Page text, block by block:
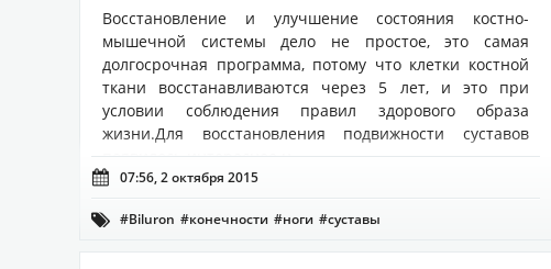
Восстановление и улучшение состояния костно-
мышечной системы дело не простое, это самая
долгосрочная программа, потому что клетки костной
ткани восстанавливаются через 5 лет, и это при
условии соблюдения правил здорового образа
жизни.Для восстановления подвижности суставов
появилось интересное н...
 07:56, 2 октября 2015
 #Biluron #конечности #ноги #суставы